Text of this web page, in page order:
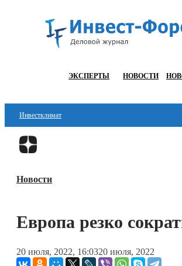
ЭКСПЕРТЫ НОВОСТИ
Инвестклимат
Финансы
Блокчейн
Технологии
ESG
Новости
Европа резко
20 июля, 2022, 16:0320 июля, 2022